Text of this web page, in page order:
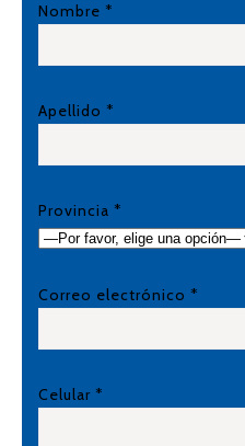
Nombre *
Apellido *
Provincia *
Correo electrónico *
Celular *